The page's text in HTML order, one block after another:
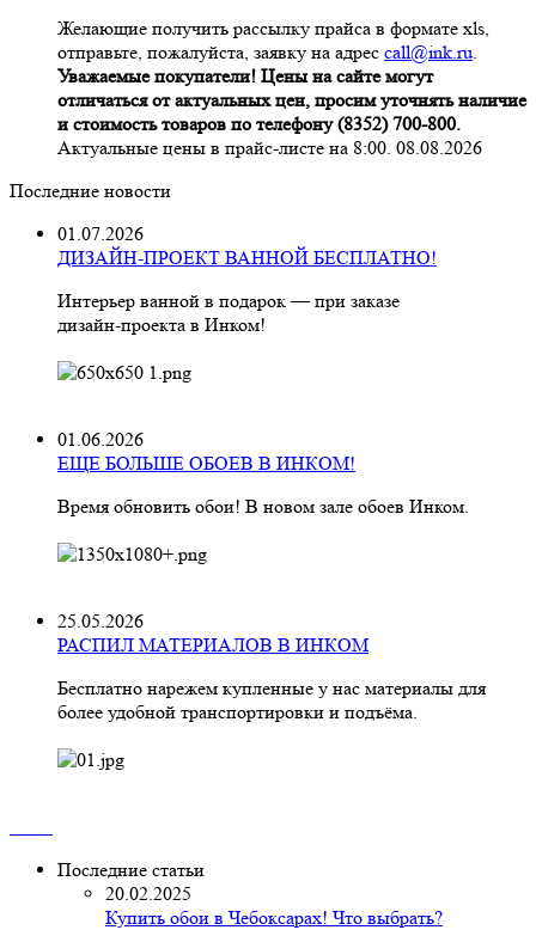
Желающие получить рассылку прайса в формате xls,
отправьте, пожалуйста, заявку на адрес call@ink.ru.
Уважаемые покупатели! Цены на сайте могут
отличаться от актуальных цен, просим уточнять наличие
и стоимость товаров по телефону (8352) 700-800.
Актуальные цены в прайс-листе на 8:00. 08.08.2026
Последние новости
01.07.2026
ДИЗАЙН-ПРОЕКТ ВАННОЙ БЕСПЛАТНО!
Интерьер ванной в подарок — при заказе
дизайн‑проекта в Инком!
01.06.2026
ЕЩЕ БОЛЬШЕ ОБОЕВ В ИНКОМ!
Время обновить обои! В новом зале обоев Инком.
25.05.2026
РАСПИЛ МАТЕРИАЛОВ В ИНКОМ
Бесплатно нарежем купленные у нас материалы для
более удобной транспортировки и подъёма.
Последние статьи
20.02.2025
Купить обои в Чебоксарах! Что выбрать?